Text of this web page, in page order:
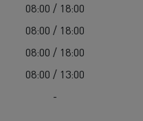
08:00 / 18:00
08:00 / 18:00
08:00 / 18:00
08:00 / 13:00
-